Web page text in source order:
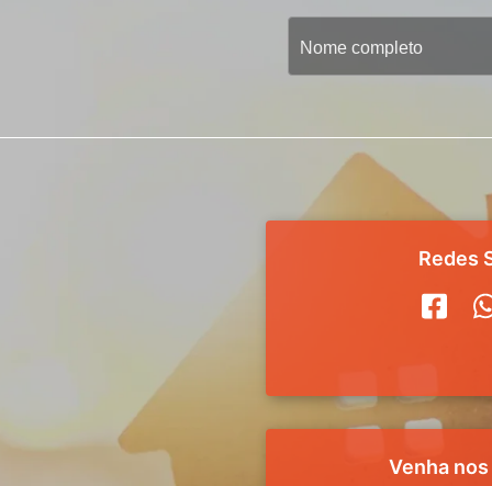
Redes
Venha